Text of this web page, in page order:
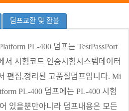
덤프교환 및 환불
PL-400 덤프는 TestPassPort
서 시험코드 인증시험시스템데이터
편집,정리된 고품질덤프입니다. Mi
PL-400 덤프에는 PL-400 시험
있을뿐만아니라 덤프내용은 모든